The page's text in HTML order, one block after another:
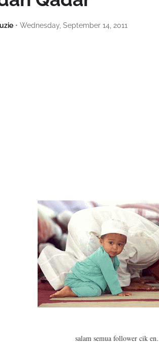
• Wednesday, September 14, 2011
salam semua follower cik